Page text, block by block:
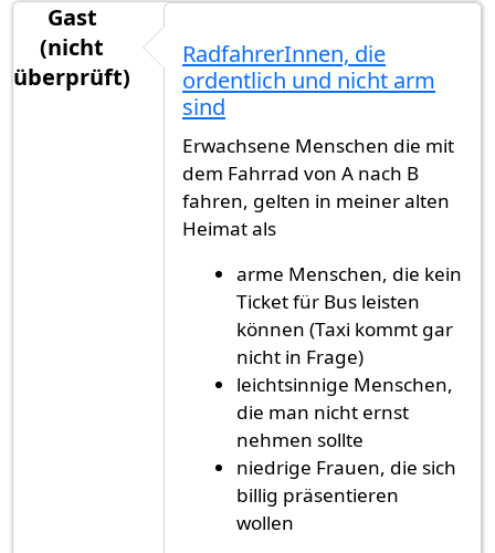
Gast
(nicht
überprüft)
RadfahrerInnen, die
ordentlich und nicht arm
sind
Erwachsene Menschen die mit
dem Fahrrad von A nach B
fahren, gelten in meiner alten
Heimat als
arme Menschen, die kein
Ticket für Bus leisten
können (Taxi kommt gar
nicht in Frage)
leichtsinnige Menschen,
die man nicht ernst
nehmen sollte
niedrige Frauen, die sich
billig präsentieren
wollen